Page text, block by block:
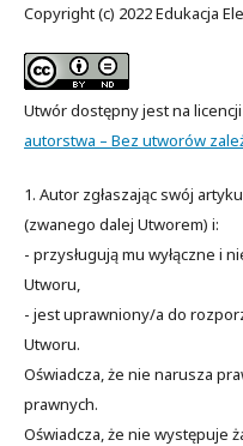
Copyright (c) 2022 Edukacja
Utwór dostępny jest na licencji
autorstwa – Bez utworów
1. Autor zgłaszając swój
(zwanego dalej Utworem) i:
- przysługują mu wyłączne i
Utworu,
- jest uprawniony/a do
Utworu.
Oświadcza, że nie narusza
prawnych.
Oświadcza, że nie występuje